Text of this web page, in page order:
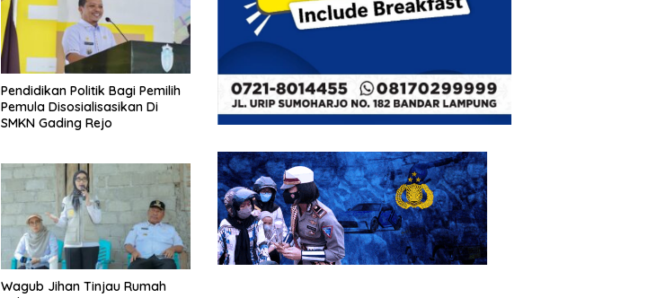
Pendidikan Politik Bagi Pemilih
Pemula Disosialisasikan Di
SMKN Gading Rejo
Wagub Jihan Tinjau Rumah